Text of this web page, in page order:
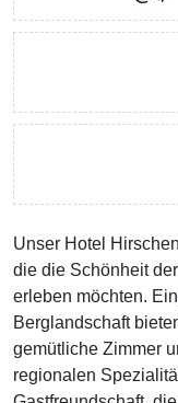
Unser Hotel
die die Schönheit
erleben möchten.
Berglandschaft
gemütliche Zimmer
regionalen